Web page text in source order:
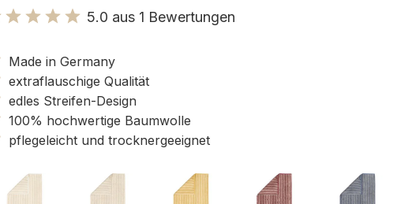
5.0 aus 1 Bewertungen
Made in Germany
extraflauschige Qualität
edles Streifen-Design
100% hochwertige Baumwolle
pflegeleicht und trocknergeeignet